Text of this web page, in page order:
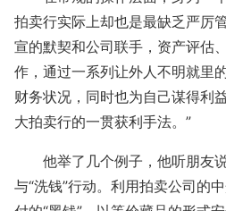
拍卖行实际上却也是最缺乏严厉
宣的默契和公司联手，资产评估
作，通过一系列让外人不明就里
财务状况，同时也为自己谋得利
大拍卖行的一贯获利手法。”
他举了几个例子，他听朋友
与“洗钱”行动。利用拍卖公司的